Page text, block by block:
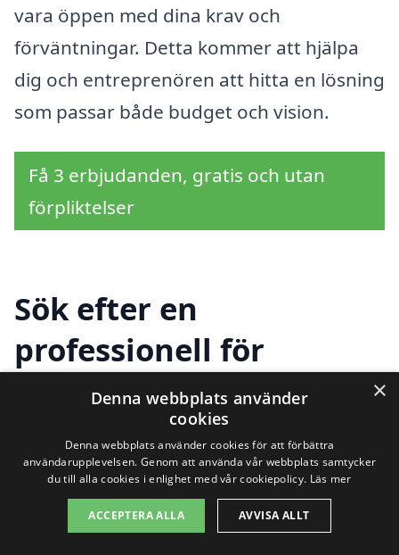
vara öppen med dina krav och
förväntningar. Detta kommer att hjälpa
dig och entreprenören att hitta en lösning
som passar både budget och vision.
Få 3 erbjudanden, gratis och utan
förpliktelser
Sök efter en
professionell för
totalentreprenad i
andra städer nära
Bergsjö
×
Denna webbplats använder
cookies
Denna webbplats använder cookies för att förbättra
användarupplevelsen. Genom att använda vår webbplats samtycker
du till alla cookies i enlighet med vår cookiepolicy. Läs mer
ACCEPTERA ALLA AVVISA ALLT